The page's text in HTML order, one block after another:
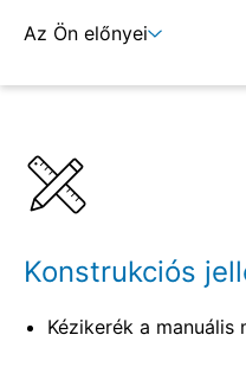
Az Ön előnyei
Rokon termékek
Konstrukciós
Kézikerék a manuális